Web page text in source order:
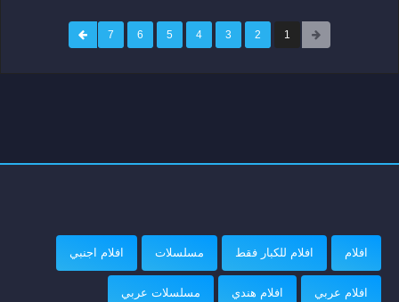
1
2
3
4
5
6
7
افلام افلام للكبار فقط مسلسلات افلام اجنبي
افلام عربي افلام هندي مسلسلات عربي